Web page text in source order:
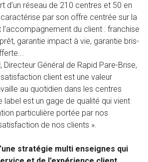
d’un réseau de 210 centres et 50 en
caractérise par son offre centrée sur la
du client : franchise
garantie impact à vie, garantie bris-
Directeur Général de Rapid Pare-Brise,
client est une valeur
au quotidien dans les centres
label est un gage de qualité qui vient
particulière portée par nos
de nos clients ».
stratégie multi enseignes qui